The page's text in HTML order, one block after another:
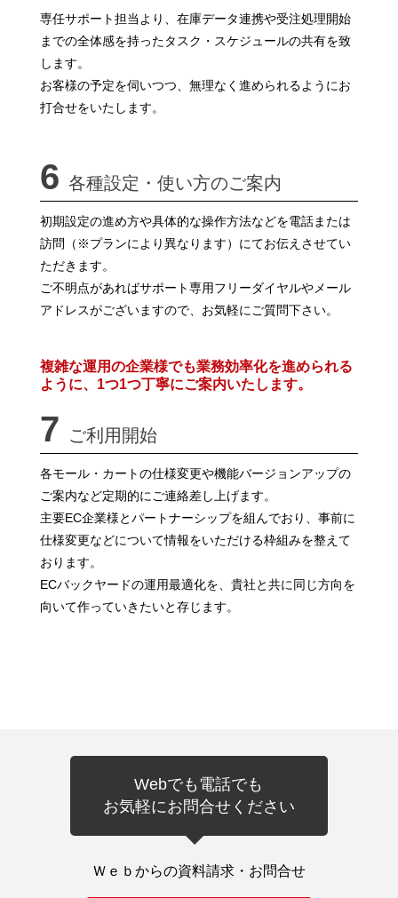
専任サポート担当より、在庫データ連携や受注処理開始
までの全体感を持ったタスク・スケジュールの共有を致
します。
お客様の予定を伺いつつ、無理なく進められるようにお
打合せをいたします。
6 各種設定・使い方のご案内
初期設定の進め方や具体的な操作方法などを電話または
訪問（※プランにより異なります）にてお伝えさせてい
ただきます。
ご不明点があればサポート専用フリーダイヤルやメール
アドレスがございますので、お気軽にご質問下さい。
複雑な運用の企業様でも業務効率化を進められる
ように、1つ1つ丁寧にご案内いたします。
7 ご利用開始
各モール・カートの仕様変更や機能バージョンアップの
ご案内など定期的にご連絡差し上げます。
主要EC企業様とパートナーシップを組んでおり、事前に
仕様変更などについて情報をいただける枠組みを整えて
おります。
ECバックヤードの運用最適化を、貴社と共に同じ方向を
向いて作っていきたいと存じます。
Webでも電話でも
お気軽にお問合せください
Ｗｅｂからの資料請求・お問合せ